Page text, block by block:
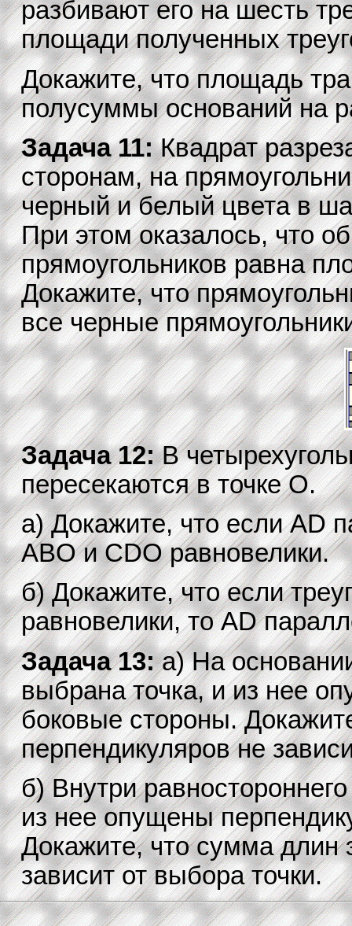
разбивают его на шесть
площади полученных
Докажите, что площадь
полусуммы оснований на
Задача 11:Квадрат
сторонам, на
черный и белый цвета в
При этом оказалось, что
прямоугольников равна
Докажите, что
все черные
Задача 12:В
пересекаются в точке O.
а) Докажите, что если AD
ABO и CDO равновелики.
б) Докажите, что если
равновелики, то AD
Задача 13:а) На
выбрана точка, и из нее
боковые стороны.
перпендикуляров не
б) Внутри
из нее опущены
Докажите, что сумма длин
зависит от выбора точки.